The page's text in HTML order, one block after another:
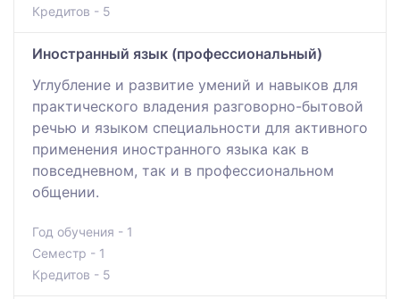
Кредитов - 5
Иностранный язык (профессиональный)
Углубление и развитие умений и навыков для
практического владения разговорно-бытовой
речью и языком специальности для активного
применения иностранного языка как в
повседневном, так и в профессиональном
общении.
Год обучения - 1
Семестр - 1
Кредитов - 5